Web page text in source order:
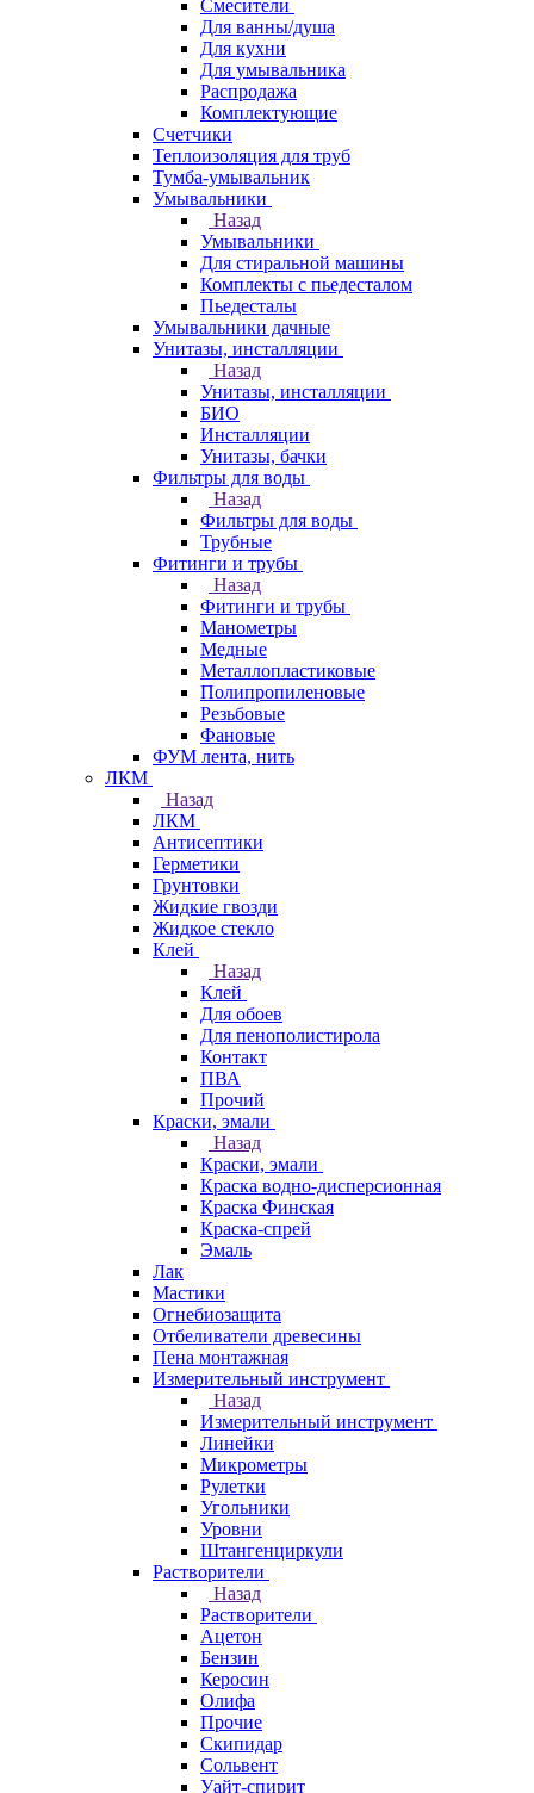
Смесители
Для ванны/душа
Для кухни
Для умывальника
Распродажа
Комплектующие
Счетчики
Теплоизоляция для труб
Тумба-умывальник
Умывальники
Назад
Умывальники
Для стиральной машины
Комплекты с пьедесталом
Пьедесталы
Умывальники дачные
Унитазы, инсталляции
Назад
Унитазы, инсталляции
БИО
Инсталляции
Унитазы, бачки
Фильтры для воды
Назад
Фильтры для воды
Трубные
Фитинги и трубы
Назад
Фитинги и трубы
Манометры
Медные
Металлопластиковые
Полипропиленовые
Резьбовые
Фановые
ФУМ лента, нить
ЛКМ
Назад
ЛКМ
Антисептики
Герметики
Грунтовки
Жидкие гвозди
Жидкое стекло
Клей
Назад
Клей
Для обоев
Для пенополистирола
Контакт
ПВА
Прочий
Краски, эмали
Назад
Краски, эмали
Краска водно-дисперсионная
Краска Финская
Краска-спрей
Эмаль
Лак
Мастики
Огнебиозащита
Отбеливатели древесины
Пена монтажная
Измерительный инструмент
Назад
Измерительный инструмент
Линейки
Микрометры
Рулетки
Угольники
Уровни
Штангенциркули
Растворители
Назад
Растворители
Ацетон
Бензин
Керосин
Олифа
Прочие
Скипидар
Сольвент
Уайт-спирит